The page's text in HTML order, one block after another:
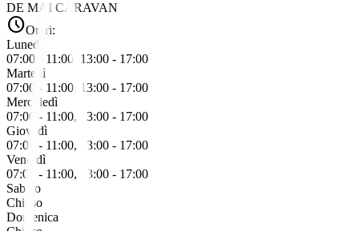
DE MAI CARAVAN
scheduleOrari:
Lunedì
07:00 - 11:00, 13:00 - 17:00
Martedì
07:00 - 11:00, 13:00 - 17:00
Mercoledì
07:00 - 11:00, 13:00 - 17:00
Giovedì
07:00 - 11:00, 13:00 - 17:00
Venerdì
07:00 - 11:00, 13:00 - 17:00
Sabato
Chiuso
Domenica